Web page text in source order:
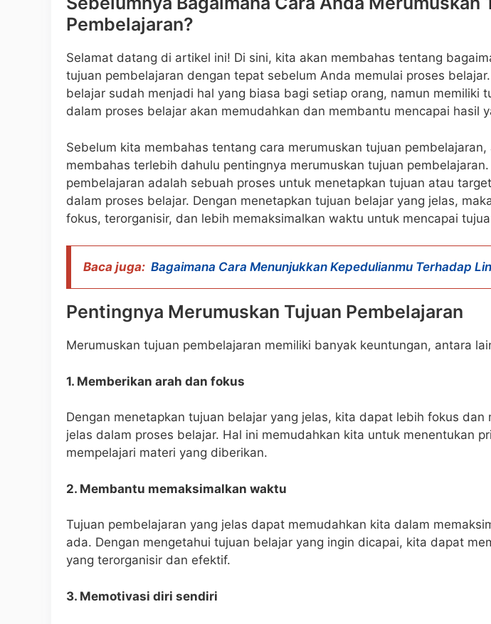
Pembelajaran?
Selamat datang di artikel ini! Di sini, kita akan membahas tentang
tujuan pembelajaran dengan tepat sebelum Anda memulai proses
belajar sudah menjadi hal yang biasa bagi setiap orang, namun memiliki
dalam proses belajar akan memudahkan dan membantu mencapai hasil
Sebelum kita membahas tentang cara merumuskan tujuan
membahas terlebih dahulu pentingnya merumuskan tujuan
pembelajaran adalah sebuah proses untuk menetapkan tujuan atau
dalam proses belajar. Dengan menetapkan tujuan belajar yang jelas,
fokus, terorganisir, dan lebih memaksimalkan waktu untuk mencapai
Baca juga: Bagaimana Cara Menunjukkan Kepedulianmu Terhadap
Pentingnya Merumuskan Tujuan Pembelajaran
Merumuskan tujuan pembelajaran memiliki banyak keuntungan, antara
1. Memberikan arah dan fokus
Dengan menetapkan tujuan belajar yang jelas, kita dapat lebih fokus dan
jelas dalam proses belajar. Hal ini memudahkan kita untuk menentukan
mempelajari materi yang diberikan.
2. Membantu memaksimalkan waktu
Tujuan pembelajaran yang jelas dapat memudahkan kita dalam
ada. Dengan mengetahui tujuan belajar yang ingin dicapai, kita dapat
yang terorganisir dan efektif.
3. Memotivasi diri sendiri